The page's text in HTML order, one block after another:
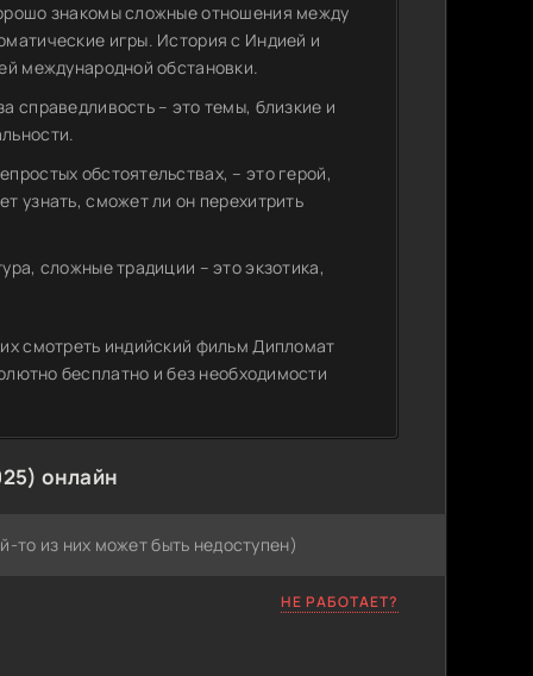
знакомы сложные отношения между
игры. История с Индией и
международной обстановки.
справедливость – это темы, близкие и
обстоятельствах, – это герой,
узнать, сможет ли он перехитрить
сложные традиции – это экзотика,
смотреть индийский фильм Дипломат
бесплатно и без необходимости
онлайн
то из них может быть недоступен)
НЕ РАБОТАЕТ?